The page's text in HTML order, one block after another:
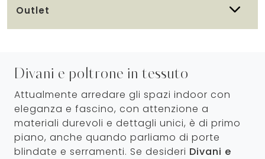
Outlet
Divani e poltrone in tessuto
Attualmente arredare gli spazi indoor con
eleganza e fascino, con attenzione a
materiali durevoli e dettagli unici, è di primo
piano, anche quando parliamo di porte
blindate e serramenti. Se desideri Divani e